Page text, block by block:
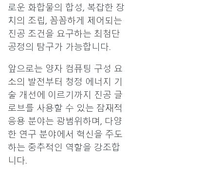
로운 화합물의 합성, 복잡한 장
치의 조립, 꼼꼼하게 제어되는
진공 조건을 요구하는 최첨단
공정의 탐구가 가능합니다.
앞으로는 양자 컴퓨팅 구성 요
소의 발전부터 청정 에너지 기
술 개선에 이르기까지 진공 글
로브를 사용할 수 있는 잠재적
응용 분야는 광범위하며, 다양
한 연구 분야에서 혁신을 주도
하는 중추적인 역할을 강조합
니다.